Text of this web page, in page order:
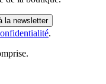
la newsletter
.